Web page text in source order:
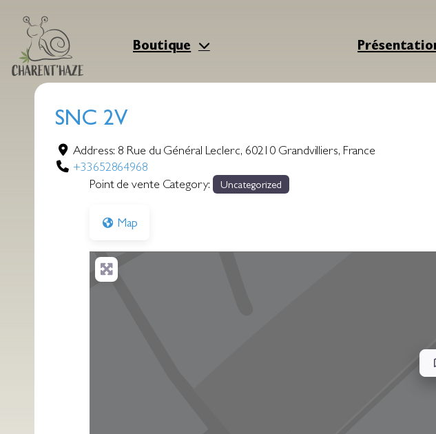
contenu
Boutique
SNC 2V
Address: 8 Rue du Général Leclerc, 60210 Grandvilliers, France
+33652864968
Point de vente Category:
Uncategorized
Map